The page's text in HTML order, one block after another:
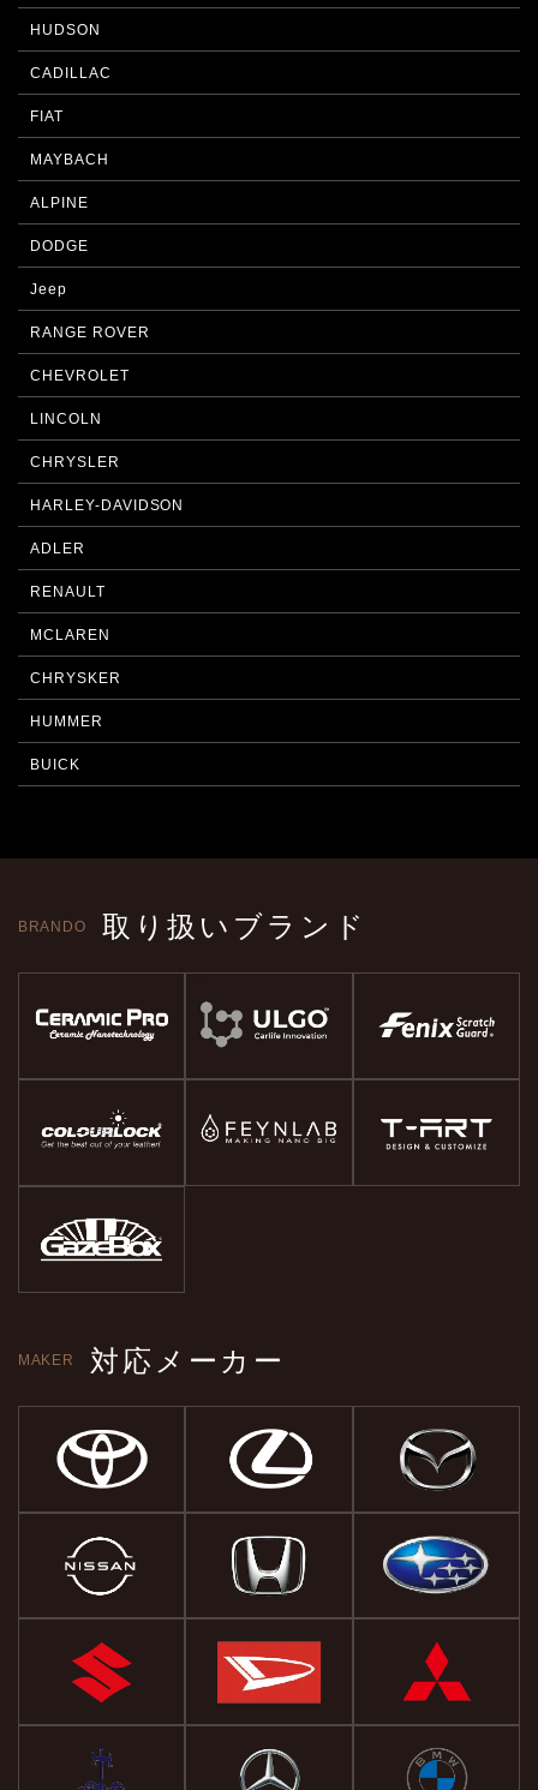
HUDSON
CADILLAC
FIAT
MAYBACH
ALPINE
DODGE
Jeep
RANGE ROVER
CHEVROLET
LINCOLN
CHRYSLER
HARLEY-DAVIDSON
ADLER
RENAULT
MCLAREN
CHRYSKER
HUMMER
BUICK
BRANDO 取り扱いブランド
MAKER 対応メーカー